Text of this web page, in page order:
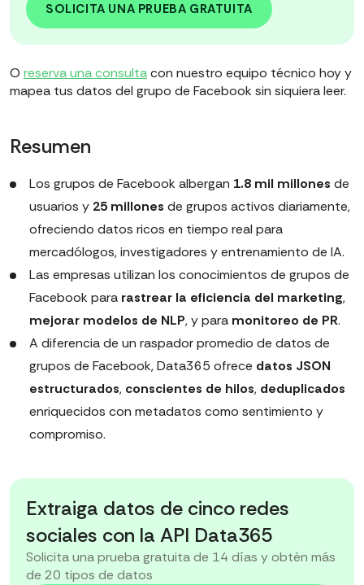
SOLICITA UNA PRUEBA GRATUITA
O reserva una consultacon nuestro equipo técnico hoy y
mapea tus datos del grupo de Facebook sin siquiera leer.
Resumen
Los grupos de Facebook albergan 1.8 mil millones de
usuarios y 25 millones de grupos activos diariamente,
ofreciendo datos ricos en tiempo real para
mercadólogos, investigadores y entrenamiento de IA.
Las empresas utilizan los conocimientos de grupos de
Facebook para rastrear la eficiencia del marketing,
mejorar modelos de NLP, y para monitoreo de PR.
A diferencia de un raspador promedio de datos de
grupos de Facebook, Data365 ofrece datos JSON
estructurados, conscientes de hilos, deduplicados
enriquecidos con metadatos como sentimiento y
compromiso.
Extraiga datos de cinco redes
sociales con la API Data365
Solicita una prueba gratuita de 14 días y obtén más
de 20 tipos de datos